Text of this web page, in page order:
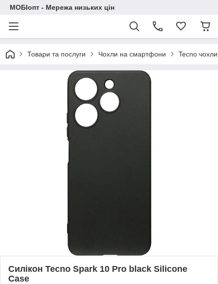
МОБІопт - Мережа низьких цін
Товари та послуги Чохли на смартфони Tecno чохли
Силікон Tecno Spark 10 Pro black Silicone
Case